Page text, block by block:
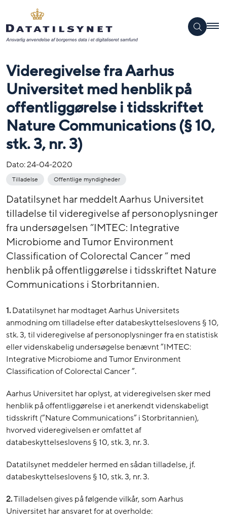
Videregivelse fra Aarhus
Universitet med henblik på
offentliggørelse i tidsskriftet
Nature Communications (§ 10,
stk. 3, nr. 3)
Dato:24-04-2020
Tilladelse Offentlige myndigheder
Datatilsynet har meddelt Aarhus Universitet
tilladelse til videregivelse af personoplysninger
fra undersøgelsen ”IMTEC: Integrative
Microbiome and Tumor Environment
Classification of Colorectal Cancer ” med
henblik på offentliggørelse i tidsskriftet Nature
Communications i Storbritannien.
1.Datatilsynet har modtaget Aarhus Universitets
anmodning om tilladelse efter databeskyttelseslovens § 10,
stk. 3, til videregivelse af personoplysninger fra en statistisk
eller videnskabelig undersøgelse benævnt ”IMTEC:
Integrative Microbiome and Tumor Environment
Classification of Colorectal Cancer ”.
Aarhus Universitet har oplyst, at videregivelsen sker med
henblik på offentliggørelse i et anerkendt videnskabeligt
tidsskrift (”Nature Communications” i Storbritannien),
hvorved videregivelsen er omfattet af
databeskyttelseslovens § 10, stk. 3, nr. 3.
Datatilsynet meddeler hermed en sådan tilladelse, jf.
databeskyttelseslovens § 10, stk. 3, nr. 3.
2.Tilladelsen gives på følgende vilkår, som Aarhus
Universitet har ansvaret for at overholde: